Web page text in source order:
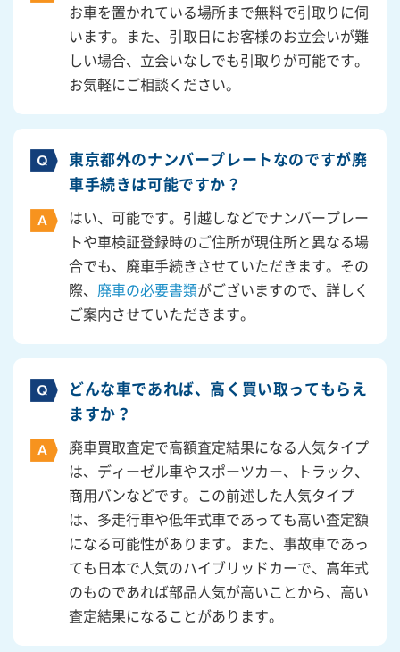
お車を置かれている場所まで無料で引取りに伺
います。また、引取日にお客様のお立会いが難
しい場合、立会いなしでも引取りが可能です。
お気軽にご相談ください。
東京都外のナンバープレートなのですが廃
車手続きは可能ですか？
はい、可能です。引越しなどでナンバープレー
トや車検証登録時のご住所が現住所と異なる場
合でも、廃車手続きさせていただきます。その
際、 廃車の必要書類がございますので、詳しく
ご案内させていただきます。
どんな車であれば、高く買い取ってもらえ
ますか？
廃車買取査定で高額査定結果になる人気タイプ
は、ディーゼル車やスポーツカー、トラック、
商用バンなどです。この前述した人気タイプ
は、多走行車や低年式車であっても高い査定額
になる可能性があります。また、事故車であっ
ても日本で人気のハイブリッドカーで、高年式
のものであれば部品人気が高いことから、高い
査定結果になることがあります。